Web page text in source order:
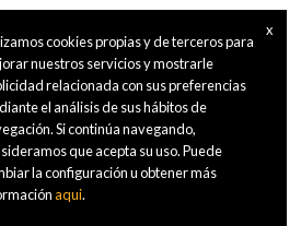
útil: 2.553
de la planta baja es de 3.205
cuadrados útiles destinados a
edificabilidad adicional disponible
x
cookies propias y de terceros para
nuestros servicios y mostrarle
relacionada con sus preferencias
el análisis de sus hábitos de
Si continúa navegando,
que acepta su uso. Puede
la configuración u obtener más
aqui.